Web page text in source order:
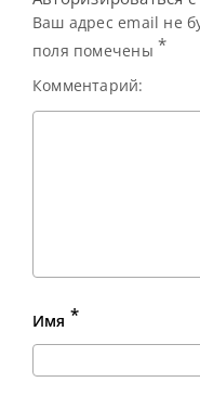
Ваш адрес email не
поля помечены *
Комментарий:
Имя *